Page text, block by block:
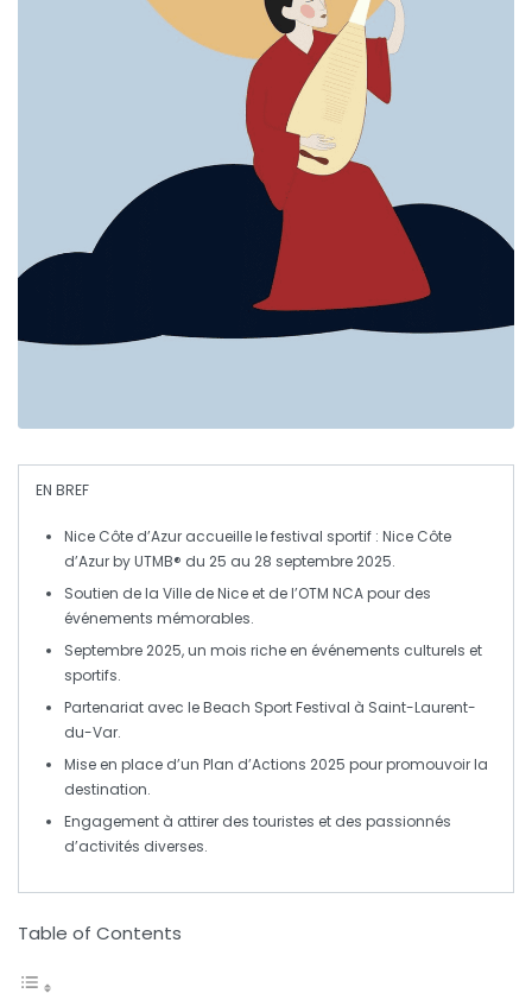
EN BREF
Nice Côte d’Azur accueille le festival sportif : Nice Côte
d’Azur by UTMB® du 25 au 28 septembre 2025.
Soutien de la Ville de Nice et de l’OTM NCApour des
événements mémorables.
Septembre 2025, un mois riche en événements culturels et
sportifs.
Partenariat avec leBeach Sport Festival à Saint-Laurent-
du-Var.
Mise en place d’un Plan d’Actions 2025 pour promouvoir la
destination.
Engagement à attirer des touristes et des passionnés
d’activités diverses.
Table of Contents